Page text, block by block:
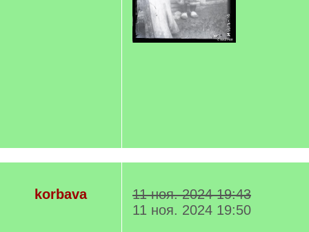
korbava
11 ноя. 2024 19:43
11 ноя. 2024 19:50